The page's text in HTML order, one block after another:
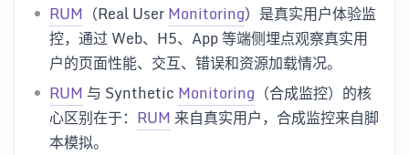
RUM （Real UserMonitoring）是真实用户体验监
控，通过 Web、H5、App 等端侧埋点观察真实用
户的页面性能、交互、错误和资源加载情况。
RUM 与 Synthetic Monitoring （合成监控）的核
心区别在于： RUM来自真实用户，合成监控来自脚
本模拟。